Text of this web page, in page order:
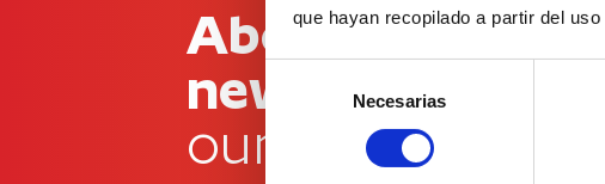
que hayan recopilado a partir del
consentimiento
Necesarias
Abonnez-vous
newsletter
our